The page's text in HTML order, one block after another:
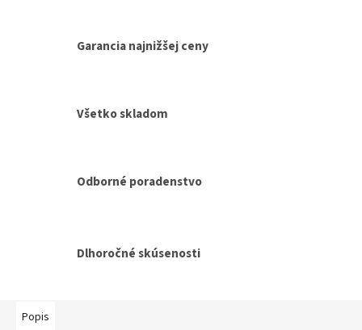
Garancia najnižšej ceny
Všetko skladom
Odborné poradenstvo
Dlhoročné skúsenosti
Popis